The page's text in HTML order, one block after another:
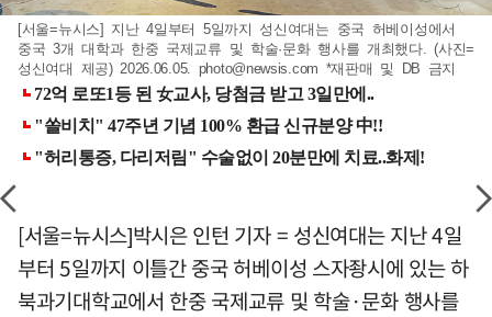
[서울=뉴시스] 지난 4일부터 5일까지 성신여대는 중국 허베이성에서
중국 3개 대학과 한중 국제교류 및 학술·문화 행사를 개최했다. (사진=
성신여대 제공) 2026.06.05. photo@newsis.com *재판매 및 DB 금지
[서울=뉴시스]박시은 인턴 기자 = 성신여대는 지난 4일
부터 5일까지 이틀간 중국 허베이성 스자좡시에 있는 하
북과기대학교에서 한중 국제교류 및 학술·문화 행사를